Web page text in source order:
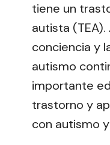
tiene un
autista
conciencia y
autismo
importante
trastorno y
con autismo